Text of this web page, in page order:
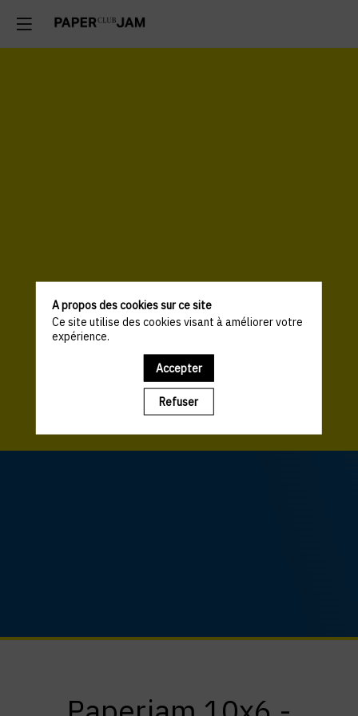
A propos des cookies sur ce site
Ce site utilise des cookies visant à améliorer votre
expérience.
Accepter
Refuser